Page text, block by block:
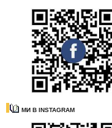
МИ В INSTAGRAM